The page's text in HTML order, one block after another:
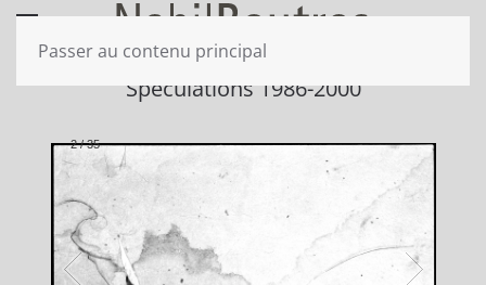
Passer au contenu principal
Speculations 1986-2000
2/35